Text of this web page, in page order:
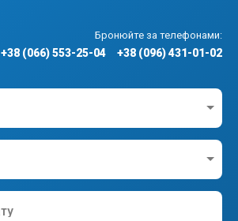
Бронюйте за телефонами:
+38 (066) 553-25-04 +38 (096) 431-01-02